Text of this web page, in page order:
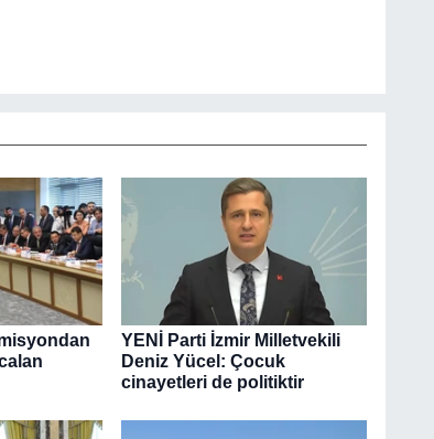
YENİ Parti İzmir Milletvekili
Deniz Yücel: Çocuk
cinayetleri de politiktir